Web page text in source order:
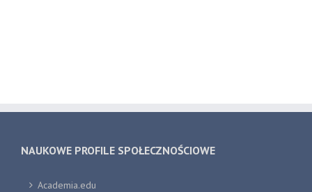
NAUKOWE PROFILE SPOŁECZNOŚCIOWE
Academia.edu